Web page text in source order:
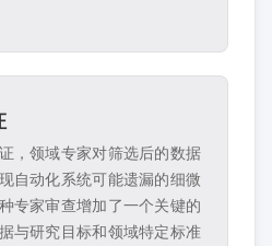
，领域专家对筛选后的数据
自动化系统可能遗漏的细微
专家审查增加了一个关键的
与研究目标和领域特定标准